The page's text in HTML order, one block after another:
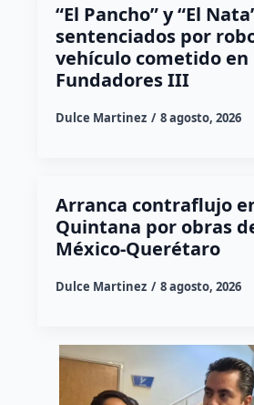
“El Pancho” y “El
sentenciados por
vehículo cometido en
Fundadores III
Dulce Martinez 8 agosto, 2026
Arranca contraflujo
Quintana por obras
México-Querétaro
Dulce Martinez 8 agosto, 2026